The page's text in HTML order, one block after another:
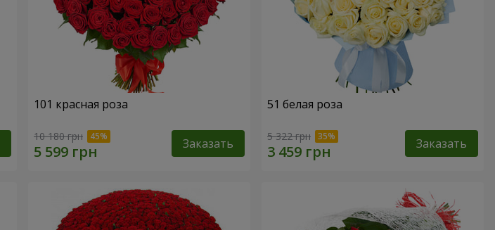
101 красная роза
10 180 грн Заказать
51 белая роза
5 322 грн Заказать